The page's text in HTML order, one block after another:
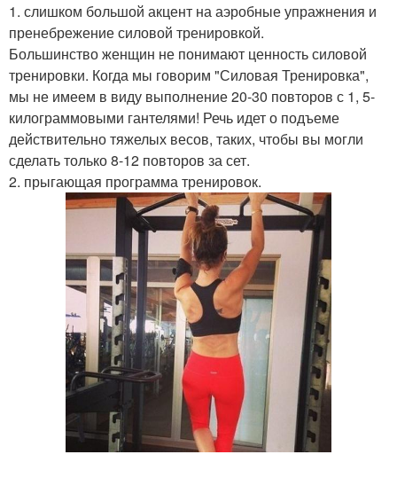
1. слишком большой акцент на аэробные упражнения и
пренебрежение силовой тренировкой.
Большинство женщин не понимают ценность силовой
тренировки. Когда мы говорим "Силовая Тренировка",
мы не имеем в виду выполнение 20-30 повторов с 1, 5-
килограммовыми гантелями! Речь идет о подъеме
действительно тяжелых весов, таких, чтобы вы могли
сделать только 8-12 повторов за сет.
2. прыгающая программа тренировок.